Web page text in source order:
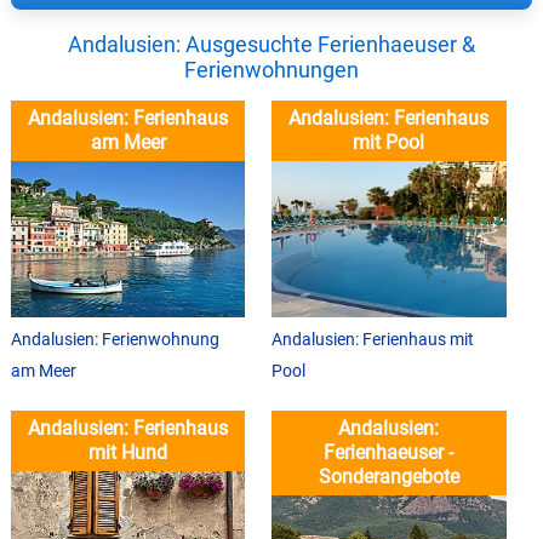
Andalusien: Ausgesuchte Ferienhaeuser &
Ferienwohnungen
Andalusien: Ferienhaus
am Meer
Andalusien: Ferienwohnung
am Meer
Andalusien: Ferienhaus
mit Pool
Andalusien: Ferienhaus mit
Pool
Andalusien: Ferienhaus
mit Hund
Andalusien:
Ferienhaeuser -
Sonderangebote